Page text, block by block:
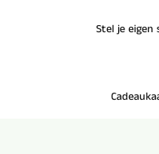
Stel je eigen